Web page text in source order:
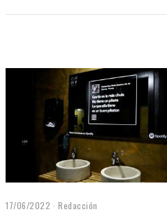
17/06/2022 Redacción